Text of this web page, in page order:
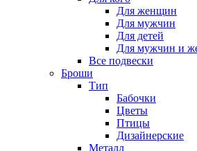
Для женщин
Для мужчин
Для детей
Для мужчин и
Все подвески
Броши
Тип
Бабочки
Цветы
Птицы
Дизайнерские
Металл